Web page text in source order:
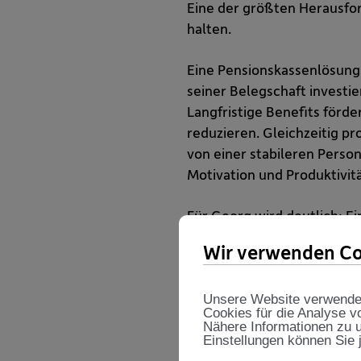
Eine der größten
halten.
Eine
seiner Belegschaft
Langfristige Benefits
reduzieren. Gleichzeitig
von einer stabileren
Motivation und
Für Georg wird deutlich:
Ein weiterer Aspekt
qualifizierte Fachkräfte
Wir verwenden
Unsere Website
Cookies für die Analyse
Nähere Informationen zu
Einstellungen können